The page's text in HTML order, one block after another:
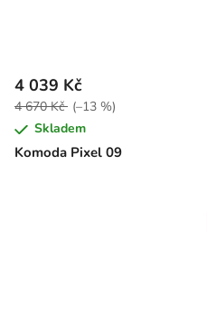
Komoda Pixel 09
4 039 Kč
4 670 Kč (–13 %)
Skladem